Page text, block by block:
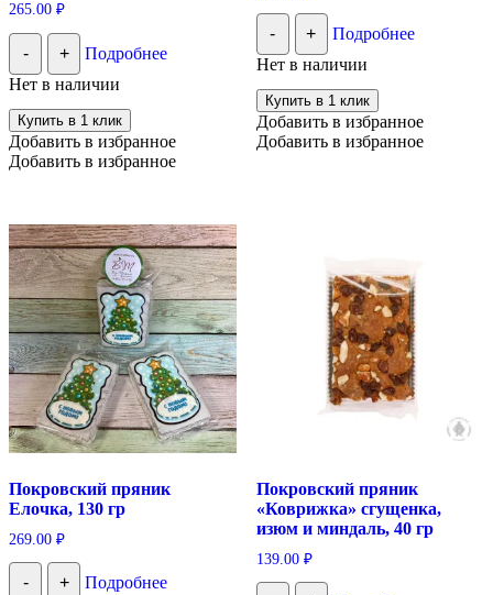
265.00 ₽
- +
Подробнее
Нет в наличии
Купить в 1 клик
Добавить в избранное
Добавить в избранное
- +
Подробнее
Нет в наличии
Купить в 1 клик
Добавить в избранное
Добавить в избранное
Покровский пряник
Елочка, 130 гр
269.00 ₽
- +
Подробнее
Покровский пряник
«Коврижка» сгущенка,
изюм и миндаль, 40 гр
139.00 ₽